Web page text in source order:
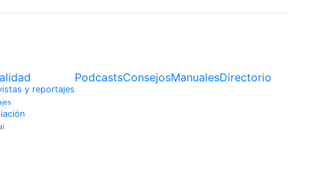
y reportajes
PodcastsConsejosManualesDirectorio